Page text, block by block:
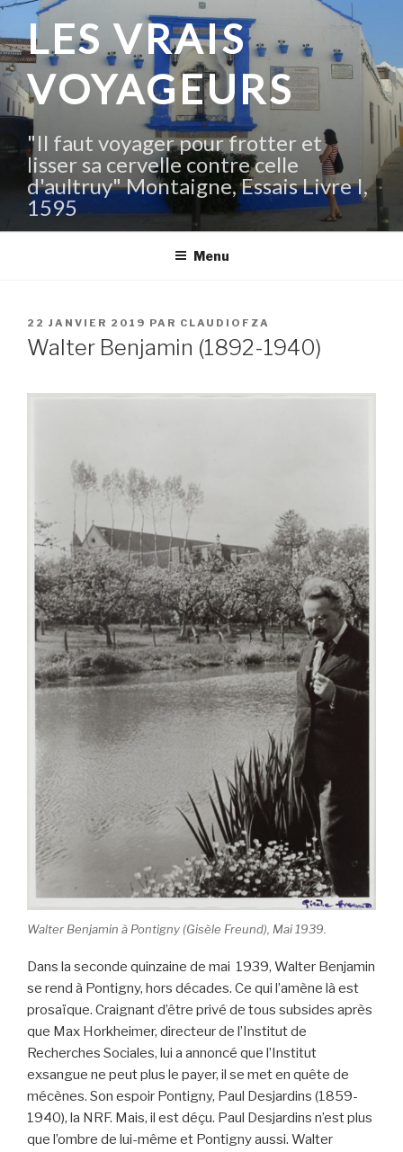
Aller
contenu
principal
LES VRAIS
VOYAGEURS
"Il faut voyager pour frotter et
lisser sa cervelle contre celle
d'aultruy" Montaigne, Essais Livre I,
1595
Menu
PUBLIÉ
LE
22 JANVIER 2019 PAR CLAUDIOFZA
Walter Benjamin (1892-1940)
Walter Benjamin à Pontigny (Gisèle Freund), Mai 1939.
Dans la seconde quinzaine de mai 1939, Walter Benjamin
se rend à Pontigny, hors décades. Ce qui l’amène là est
prosaïque. Craignant d’être privé de tous subsides après
que Max Horkheimer, directeur de l’Institut de
Recherches Sociales, lui a annoncé que l’Institut
exsangue ne peut plus le payer, il se met en quête de
mécènes. Son espoir Pontigny, Paul Desjardins (1859-
1940), la NRF. Mais, il est déçu. Paul Desjardins n’est plus
que l’ombre de lui-même et Pontigny aussi. Walter